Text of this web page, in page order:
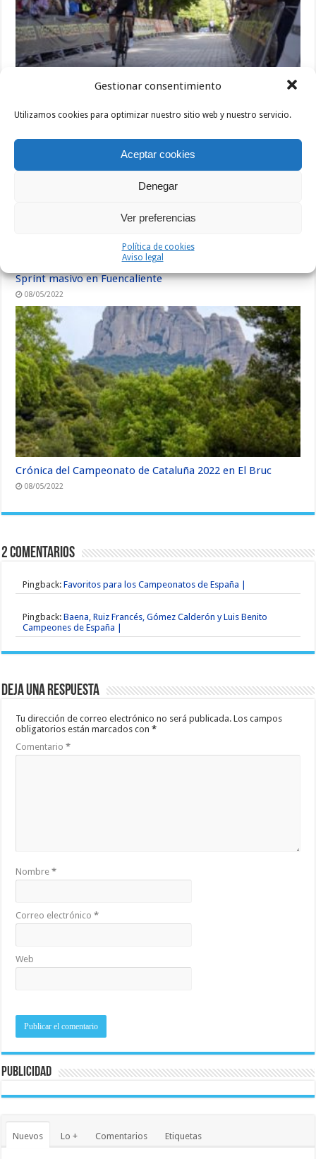
Gestionar consentimiento
Utilizamos cookies para optimizar nuestro sitio web y nuestro servicio.
Aceptar cookies
Denegar
Ver preferencias
Política de cookies
Aviso legal
Mario Villasevil vence en El Escorial
Sprint masivo en Fuencaliente
08/05/2022
Crónica del Campeonato de Cataluña 2022 en El Bruc
08/05/2022
2 Comentarios
Pingback:Favoritos para los Campeonatos de España |
Pingback:Baena, Ruiz Francés, Gómez Calderón y Luis Benito
Campeones de España |
Deja una respuesta
Tu dirección de correo electrónico no será publicada. Los campos
obligatorios están marcados con*
Comentario*
Nombre*
Correo electrónico*
Web
Publicidad
Nuevos Lo + Comentarios Etiquetas